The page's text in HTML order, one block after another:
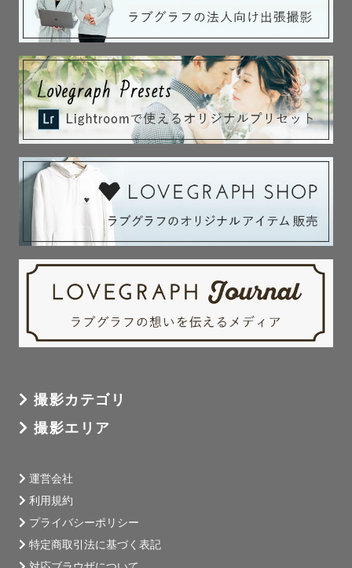
撮影カテゴリ
撮影エリア
運営会社
利用規約
プライバシーポリシー
特定商取引法に基づく表記